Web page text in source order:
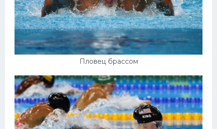
Пловец брассом